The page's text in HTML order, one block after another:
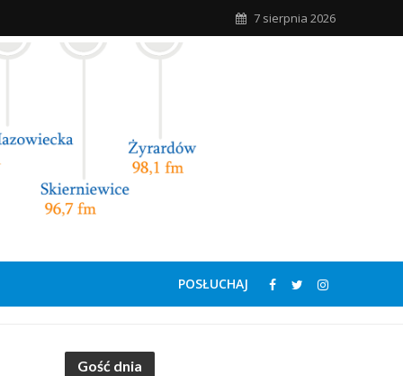
7 sierpnia 2026
POSŁUCHAJ
Gość dnia